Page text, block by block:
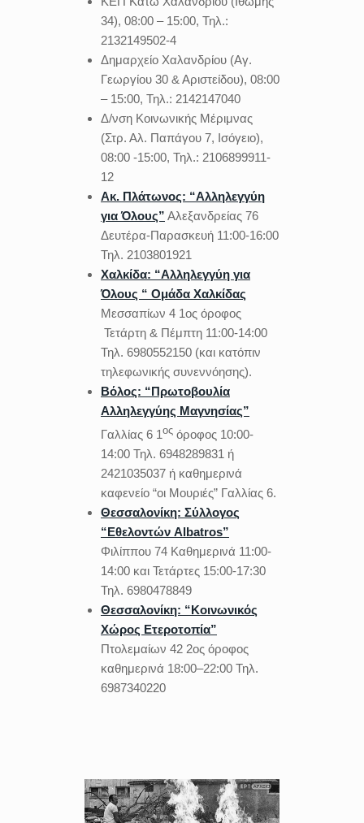
34), 08:00 – 15:00, Τηλ.:
2132149502-4
Δημαρχείο Χαλανδρίου (Αγ.
Γεωργίου 30 & Αριστείδου), 08:00
– 15:00, Τηλ.: 2142147040
Δ/νση Κοινωνικής Μέριμνας
(Στρ. Αλ. Παπάγου 7, Ισόγειο),
08:00 -15:00, Τηλ.: 2106899911-
12
Ακ. Πλάτωνος: “Αλληλεγγύη
για Όλους” Αλεξανδρείας 76
Δευτέρα-Παρασκευή 11:00-16:00
Τηλ. 2103801921
Χαλκίδα: “Αλληλεγγύη για
Όλους “ Ομάδα Χαλκίδας
Μεσσαπίων 4 1ος όροφος
Τετάρτη & Πέμπτη 11:00-14:00
Τηλ. 6980552150 (και κατόπιν
τηλεφωνικής συνεννόησης).
Βόλος: “Πρωτοβουλία
Αλληλεγγύης Μαγνησίας”
Γαλλίας 6 1ος όροφος 10:00-
14:00 Τηλ. 6948289831 ή
2421035037 ή καθημερινά
καφενείο “οι Μουριές” Γαλλίας 6.
Θεσσαλονίκη: Σύλλογος
“Εθελοντών Albatros”
Φιλίππου 74 Καθημερινά 11:00-
14:00 και Τετάρτες 15:00-17:30
Τηλ. 6980478849
Θεσσαλονίκη: “Κοινωνικός
Χώρος Ετεροτοπία”
Πτολεμαίων 42 2ος όροφος
καθημερινά 18:00–22:00 Τηλ.
6987340220